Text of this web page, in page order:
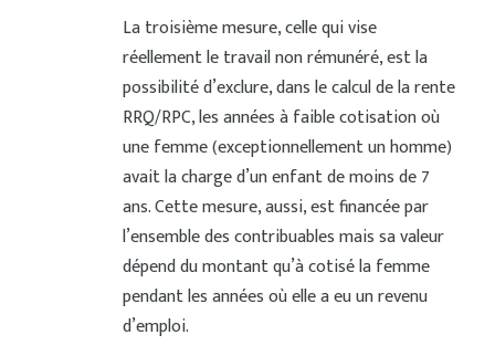
La troisième mesure, celle qui vise
réellement le travail non rémunéré, est la
possibilité d’exclure, dans le calcul de la rente
RRQ/RPC, les années à faible cotisation où
une femme (exceptionnellement un homme)
avait la charge d’un enfant de moins de 7
ans. Cette mesure, aussi, est financée par
l’ensemble des contribuables mais sa valeur
dépend du montant qu’à cotisé la femme
pendant les années où elle a eu un revenu
d’emploi.